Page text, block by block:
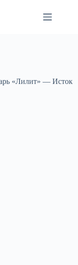
«Лилит» — Исток